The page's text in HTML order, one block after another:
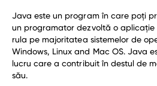
Java este un program în care poți
un programator dezvoltă o
rula pe majoritatea sistemelor de
Windows, Linux and Mac OS. Java
lucru care a contribuit în destul de
său.